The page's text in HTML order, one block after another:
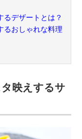
デザートとは？
るおしゃれな料理
映えするサ